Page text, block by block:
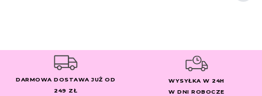
DARMOWA DOSTAWA JUŻ OD
249 ZŁ
WYSYŁKA W 24H
W DNI ROBOCZE